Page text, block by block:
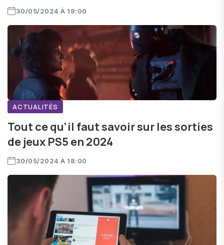
30/05/2024 À 19:00
ACTUALITÉS
Tout ce qu'il faut savoir sur les sorties
de jeux PS5 en 2024
30/05/2024 À 18:00